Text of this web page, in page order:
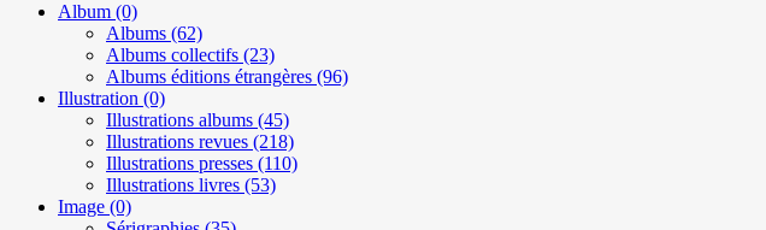
Album (0)
Albums (62)
Albums collectifs (23)
Albums éditions étrangères (96)
Illustration (0)
Illustrations albums (45)
Illustrations revues (218)
Illustrations presses (110)
Illustrations livres (53)
Image (0)